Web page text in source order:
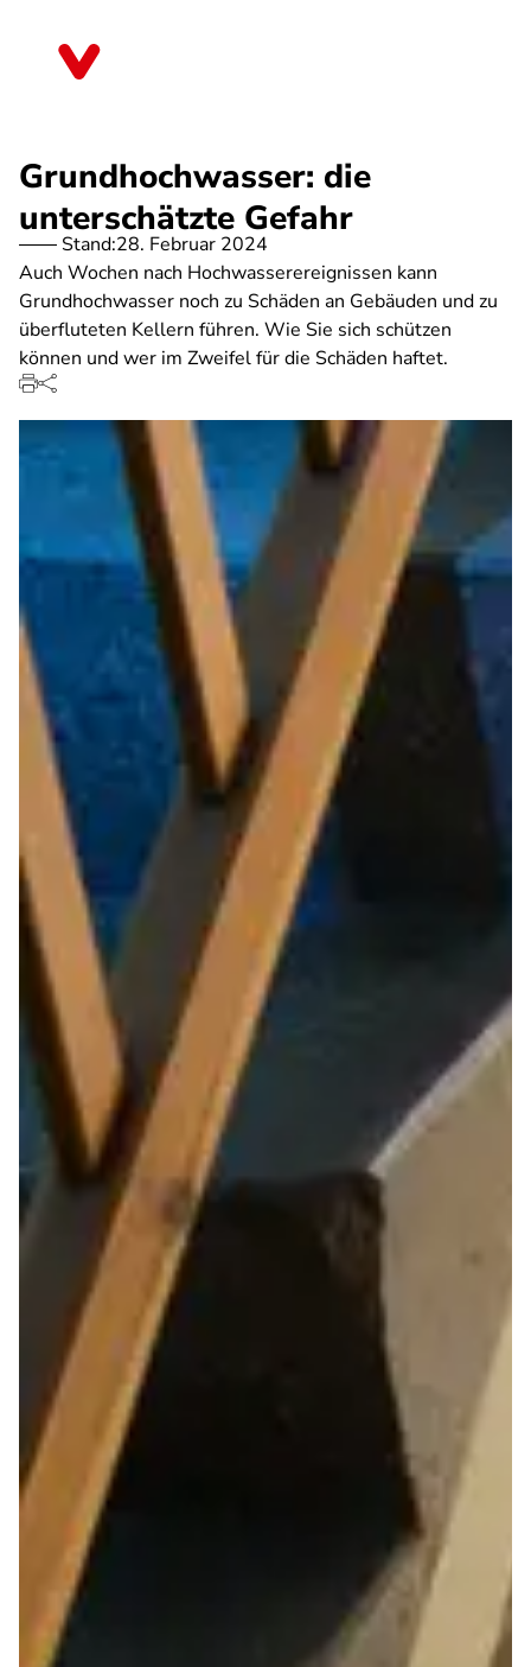
Grundhochwasser: die
unterschätzte Gefahr
Stand:28. Februar 2024
Auch Wochen nach Hochwasserereignissen kann
Grundhochwasser noch zu Schäden an Gebäuden und zu
überfluteten Kellern führen. Wie Sie sich schützen
können und wer im Zweifel für die Schäden haftet.